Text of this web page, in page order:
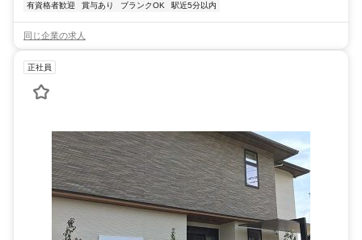
有資格者歓迎
賞与あり ブランクOK 駅近5分以内
同じ企業の求人
正社員